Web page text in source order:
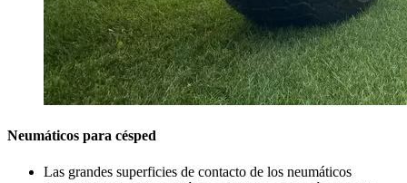
Neumáticos para césped
Las grandes superficies de contacto de los neumáticos